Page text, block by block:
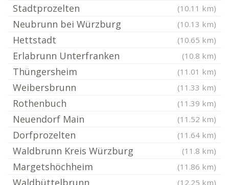
Stadtprozelten (10.11 km)
Neubrunn bei Würzburg (10.13 km)
Hettstadt (10.65 km)
Erlabrunn Unterfranken (10.8 km)
Thüngersheim (11.01 km)
Weibersbrunn (11.33 km)
Rothenbuch (11.39 km)
Neuendorf Main (11.52 km)
Dorfprozelten (11.64 km)
Waldbrunn Kreis Würzburg (11.8 km)
Margetshöchheim (11.86 km)
Waldbüttelbrunn (12.25 km)